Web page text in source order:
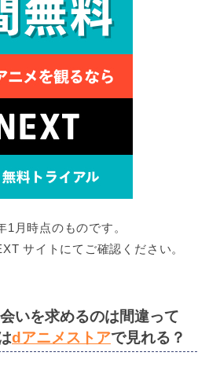
月時点のものです。
サイトにてご確認ください。
いを求めるのは間違って
dアニメストアで見れる？